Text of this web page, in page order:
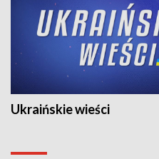
Ukraińskie wieści